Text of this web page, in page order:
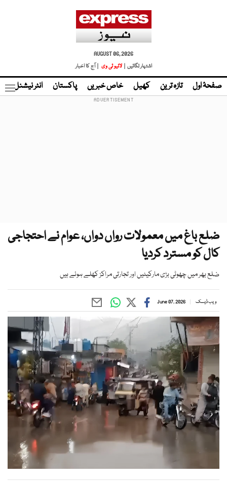
AUGUST 06, 2026
اشتہار لگائیں |
لائیو ٹی وی | آج کا اخبار
صفحۂ اول تازہ ترین کھیل خاص خبریں پاکستان انٹر نیشنل
ضلع باغ میں معمولات رواں دواں، عوام نے احتجاجی
کال کو مسترد کردیا
ضلع بھر میں چھوٹی بڑی مارکیٹیں اور تجارتی مراکز کھلے ہوئے ہیں
ویب ڈیسک June 07, 2026